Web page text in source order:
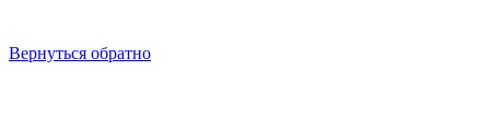
Вернуться обратно